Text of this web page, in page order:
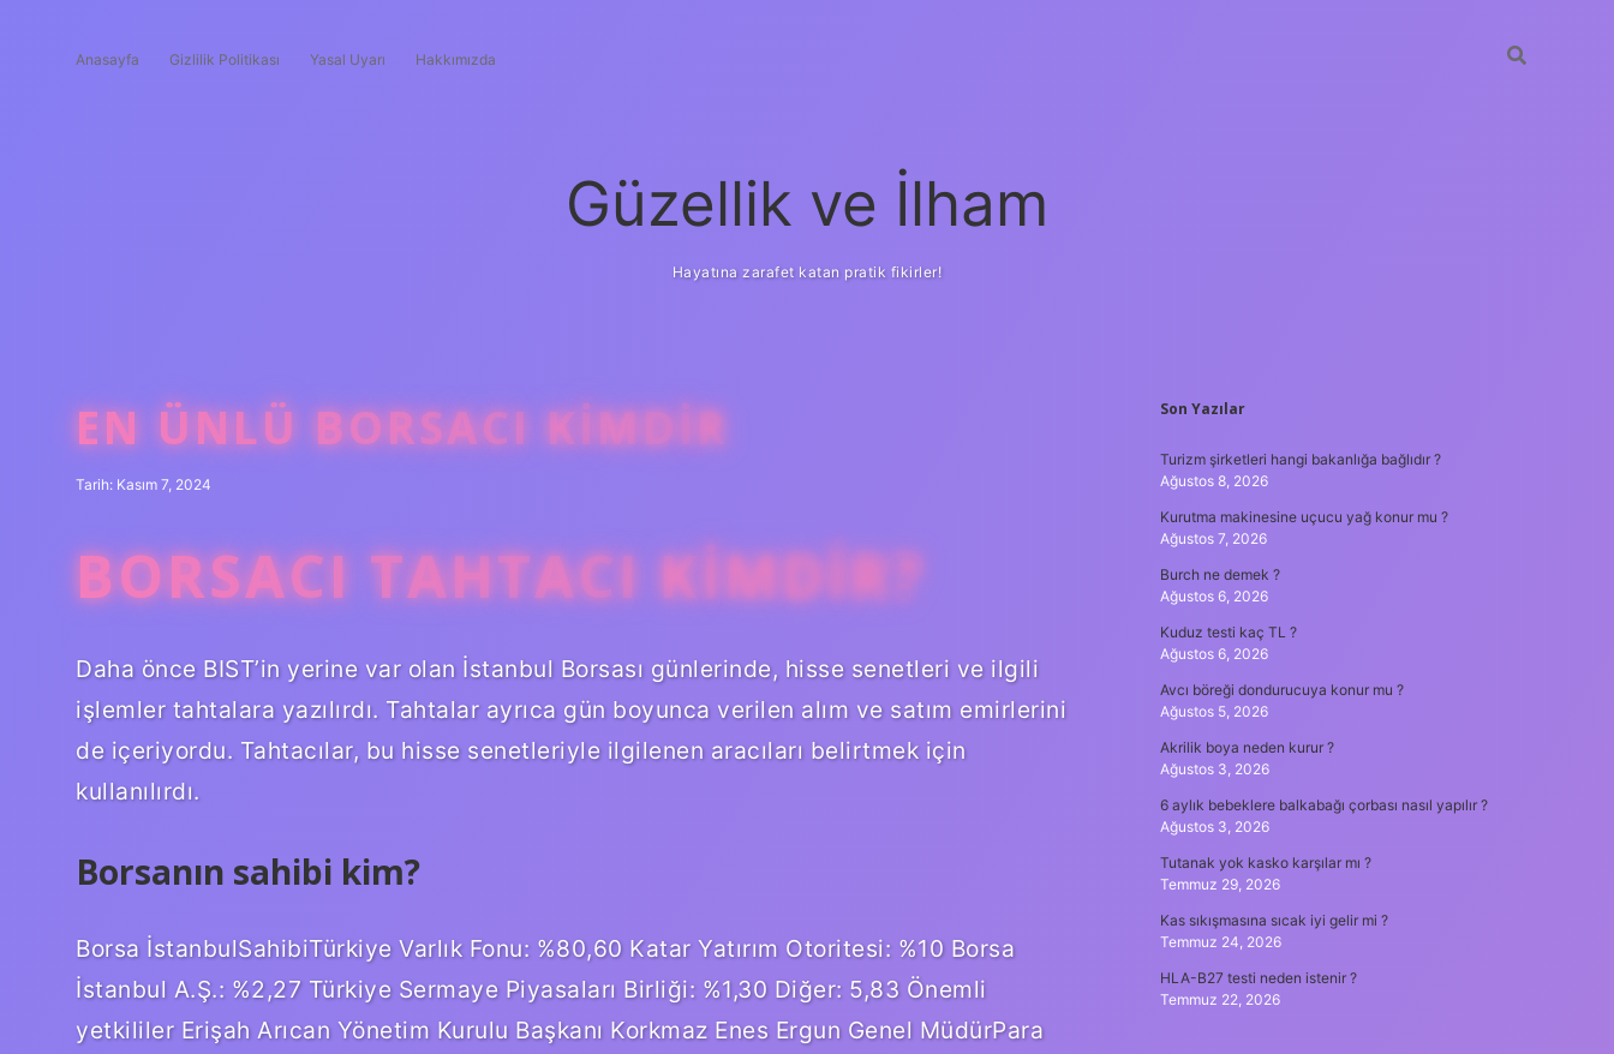
Anasayfa Gizlilik Politikası Yasal Uyarı Hakkımızda
Güzellik ve İlham
Hayatına zarafet katan pratik fikirler!
EN ÜNLÜ BORSACI KIMDIR
Tarih: Kasım 7, 2024
BORSACI TAHTACI KIMDIR?
Daha önce BIST’in yerine var olan İstanbul Borsası günlerinde, hisse senetleri ve ilgili
işlemler tahtalara yazılırdı. Tahtalar ayrıca gün boyunca verilen alım ve satım emirlerini
de içeriyordu. Tahtacılar, bu hisse senetleriyle ilgilenen aracıları belirtmek için
kullanılırdı.
Borsanın sahibi kim?
Borsa İstanbulSahibiTürkiye Varlık Fonu: %80,60 Katar Yatırım Otoritesi: %10 Borsa
İstanbul A.Ş.: %2,27 Türkiye Sermaye Piyasaları Birliği: %1,30 Diğer: 5,83 Önemli
yetkililer Erişah Arıcan Yönetim Kurulu Başkanı Korkmaz Enes Ergun Genel MüdürPara
SIDEBAR
Son Yazılar
Turizm şirketleri hangi bakanlığa bağlıdır ?
Ağustos 8, 2026
Kurutma makinesine uçucu yağ konur mu ?
Ağustos 7, 2026
Burch ne demek ?
Ağustos 6, 2026
Kuduz testi kaç TL ?
Ağustos 6, 2026
Avcı böreği dondurucuya konur mu ?
Ağustos 5, 2026
Akrilik boya neden kurur ?
Ağustos 3, 2026
6 aylık bebeklere balkabağı çorbası nasıl yapılır ?
Ağustos 3, 2026
Tutanak yok kasko karşılar mı ?
Temmuz 29, 2026
Kas sıkışmasına sıcak iyi gelir mi ?
Temmuz 24, 2026
HLA-B27 testi neden istenir ?
Temmuz 22, 2026